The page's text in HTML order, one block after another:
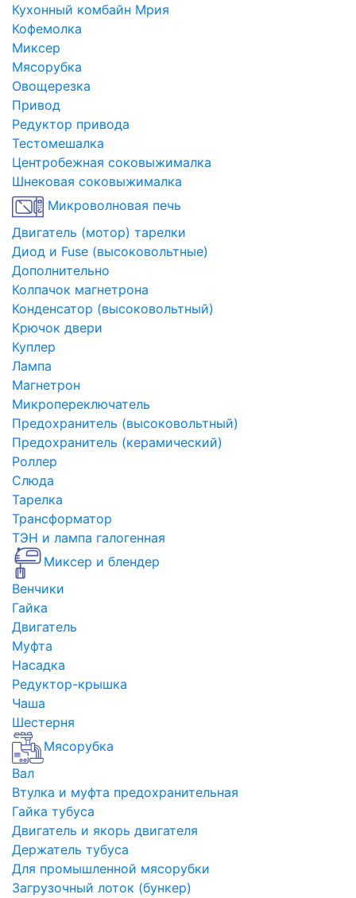
Кухонный комбайн Мрия
Кофемолка
Миксер
Мясорубка
Овощерезка
Привод
Редуктор привода
Тестомешалка
Центробежная соковыжималка
Шнековая соковыжималка
Микроволновая печь
Двигатель (мотор) тарелки
Диод и Fuse (высоковольтные)
Дополнительно
Колпачок магнетрона
Конденсатор (высоковольтный)
Крючок двери
Куплер
Лампа
Магнетрон
Микропереключатель
Предохранитель (высоковольтный)
Предохранитель (керамический)
Роллер
Слюда
Тарелка
Трансформатор
ТЭН и лампа галогенная
Миксер и блендер
Венчики
Гайка
Двигатель
Муфта
Насадка
Редуктор-крышка
Чаша
Шестерня
Мясорубка
Вал
Втулка и муфта предохранительная
Гайка тубуса
Двигатель и якорь двигателя
Держатель тубуса
Для промышленной мясорубки
Загрузочный лоток (бункер)